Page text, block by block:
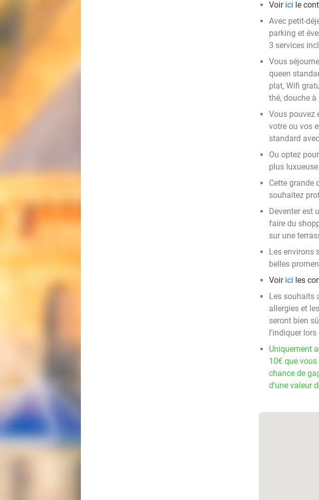
Voir ici le
Avec petit-
parking et
3 services
Vous
queen
plat, Wifi
thé, douche
Vous pouvez
votre ou vos
standard
Ou optez
plus luxueuse
Cette grande
souhaitez
Deventer est
faire du
sur une
Les environs
belles
Voir ici les
Les souhaits
allergies et
seront bien
l'indiquer lors
Uniquement
10€ que
chance de
d'une valeur